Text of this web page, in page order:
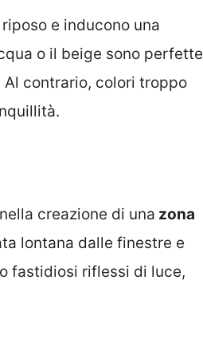
e inducono una
o il beige sono perfette
Al contrario, colori troppo
creazione di una zona
lontana dalle finestre e
fastidiosi riflessi di luce,